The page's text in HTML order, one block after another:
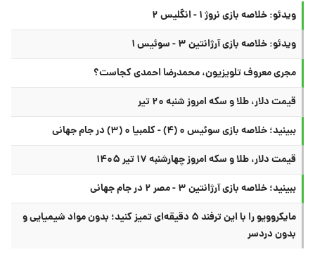
ویدئو: خلاصه بازی نروژ ۱ - انگلیس ۲
ویدئو: خلاصه بازی آرژانتین ۳ - سوئیس ۱
مجری معروف تلویزیون، محمدرضا احمدی کجاست؟
قیمت دلار، طلا و سکه امروز شنبه ۲۰ تیر
ببینید؛ خلاصه بازی سوئیس ۰ (۴) - کلمبیا ۰ (۳) در جام جهانی
قیمت دلار، طلا و سکه امروز چهارشنبه ۱۷ تیر ۱۴۰۵
ببینید؛ خلاصه بازی آرژانتین ۳ - مصر ۲ در جام جهانی
مایکروویو را با این ترفند ۵ دقیقه‌ای تمیز کنید؛ بدون مواد شیمیایی و
بدون دردسر